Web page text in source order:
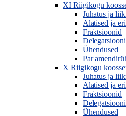
XI Riigikogu
Juhatus ja
Alatised ja
Fraktsioonid
Ühendused
X Riigikogu
Juhatus ja
Alatised ja
Fraktsioonid
Ühendused